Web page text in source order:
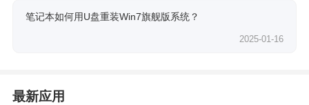
笔记本如何用U盘重装Win7旗舰版系统？
2025-01-16
最新应用